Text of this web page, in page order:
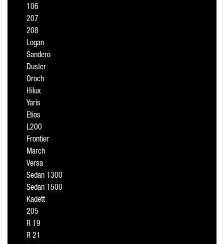
106
207
208
Logan
Sandero
Duster
Oroch
Hilux
Yaris
Etios
L200
Frontier
March
Versa
Sedan 1300
Sedan 1500
Kadett
205
R 19
R 21